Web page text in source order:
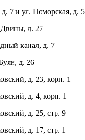
7 и ул. Поморская, д. 5
д. 27
канал, д. 7
д. 26
д. 23, корп. 1
д. 4, корп. 1
д. 25, стр. 9
д. 17, стр. 1